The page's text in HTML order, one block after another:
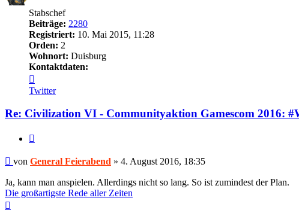
Stabschef
Beiträge: 2280
Registriert: 10. Mai 2015, 11:28
Orden: 2
Wohnort: Duisburg
Kontaktdaten:
von
General
Feierabend
Twitter
Re: Civilization VI - Communityaktion Gamescom 2016:
Beitrag
von General Feierabend » 4. August 2016, 18:35
Ja, kann man anspielen. Allerdings nicht so lang. So ist zumindest der Plan.
Die großartigste Rede aller Zeiten